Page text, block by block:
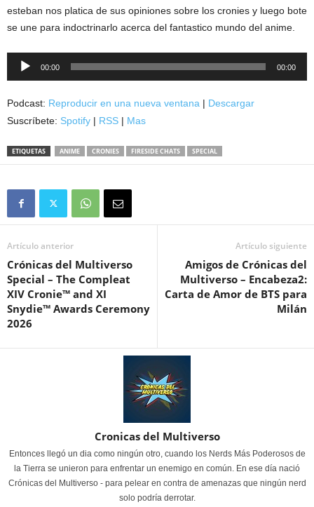
esteban nos platica de sus opiniones sobre los cronies y luego bote
se une para indoctrinarlo acerca del fantastico mundo del anime.
Reproductor
00:00 00:00
Podcast: Reproducir en una nueva ventana | Descargar
Suscríbete: Spotify | RSS | Mas
ETIQUETAS ANIME CRONIES FIRESIDE CHATS SPECIAL
Artículo anterior
Crónicas del Multiverso
Special – The Compleat
XIV Cronie™ and XI
Snydie™ Awards Ceremony
2026
Artículo siguiente
Amigos de Crónicas del
Multiverso – Encabeza2:
Carta de Amor de BTS para
Milán
Cronicas del Multiverso
Entonces llegó un dia como ningún otro, cuando los Nerds Más Poderosos de
la Tierra se unieron para enfrentar un enemigo en común. En ese día nació
Crónicas del Multiverso - para pelear en contra de amenazas que ningún nerd
solo podría derrotar.